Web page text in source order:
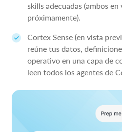
skills adecuadas (ambos
próximamente).
Cortex Sense (en vista
reúne tus datos,
operativo en una capa de
leen todos los agentes de